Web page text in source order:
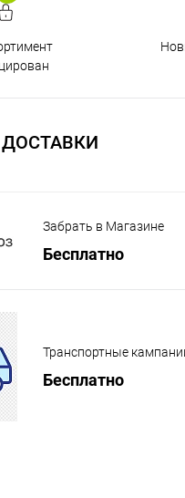
Забрать в Магазине
Бесплатно
Транспортные
Бесплатно